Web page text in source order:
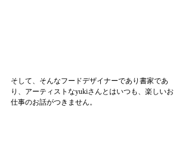
そして、そんなフードデザイナーであり書家であ
り、アーティストなyukiさんとはいつも、楽しいお
仕事のお話がつきません。